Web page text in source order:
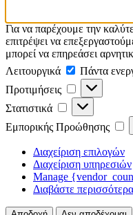
Για να παρέχουμε την
επιτρέψει να
μπορεί να επηρεάσει
Λειτουργικά
Πάντα
Προτιμήσεις
Στατιστικά
Εμπορικής Προώθησης
Διαχείριση επιλογών
Διαχείριση υπηρεσιών
Manage
Διαβάστε